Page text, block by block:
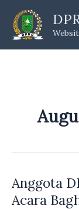
content
Anggota
Acara